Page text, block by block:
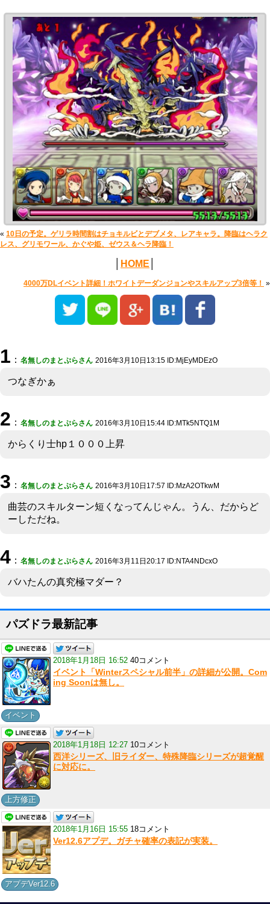
« 10日の予定。ゲリラ時間割はチョキルビとデブメタ、レアキャラ。降臨はヘラク
レス、グリモワール、かぐや姫、ゼウス＆ヘラ降臨！
HOME
4000万DLイベント詳細！ホワイトデーダンジョンやスキルアップ3倍等！ »
1 ： 名無しのまとぷらさん 2016年3月10日13:15 ID:MjEyMDEzO
つなぎかぁ
2 ： 名無しのまとぷらさん 2016年3月10日15:44 ID:MTk5NTQ1M
からくり士hp１０００上昇
3 ： 名無しのまとぷらさん 2016年3月10日17:57 ID:MzA2OTkwM
曲芸のスキルターン短くなってんじゃん。うん、だからど
ーしただね。
4 ： 名無しのまとぷらさん 2016年3月11日20:17 ID:NTA4NDcxO
バハたんの真究極マダー？
パズドラ最新記事
2018年1月18日 16:52 40コメント
イベント「Winterスペシャル前半」の詳細が公開。Com
ing Soonは無し。
イベント
2018年1月18日 12:27 10コメント
西洋シリーズ、旧ライダー、特殊降臨シリーズが超覚醒
に対応に。
上方修正
2018年1月16日 15:55 18コメント
Ver12.6アプデ。ガチャ確率の表記が実装。
アプデVer12.6